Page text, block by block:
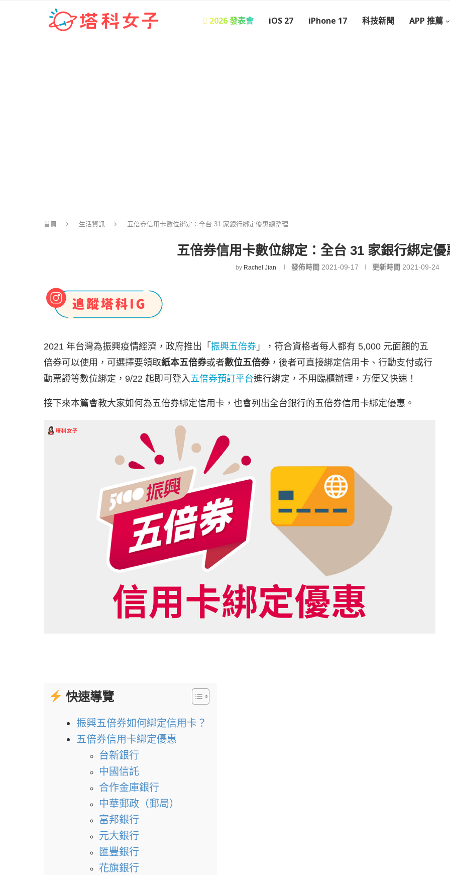
 2026 發表會 iOS 27 iPhone 17 科技新聞 APP 推薦
首頁 生活資訊 五倍券信用卡數位綁定：全台 31 家銀行綁定優惠總整理
五倍券信用卡數位綁定：全台 31 家銀行綁定優
by Rachel Jian 發佈時間 2021-09-17 更新時間 2021-09-24
2021 年台灣為振興疫情經濟，政府推出「 振興五倍券 」，符合資格者每人都有 5,000 元面額的五
倍券可以使用，可選擇要領取紙本五倍券或者數位五倍券，後者可直接綁定信用卡、行動支付或行
動票證等數位綁定，9/22 起即可登入五倍券預訂平台進行綁定，不用臨櫃辦理，方便又快速！
接下來本篇會教大家如何為五倍券綁定信用卡，也會列出全台銀行的五倍券信用卡綁定優惠。
快速導覽
振興五倍券如何綁定信用卡？
五倍券信用卡綁定優惠
台新銀行
中國信託
合作金庫銀行
中華郵政（郵局）
富邦銀行
元大銀行
匯豐銀行
花旗銀行